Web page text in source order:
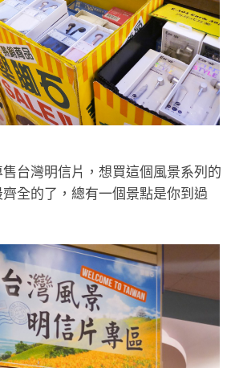
台灣明信片，想買這個風景系列的
全的了，總有一個景點是你到過